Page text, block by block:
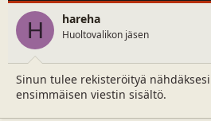
H hareha
Huoltovalikon jäsen
Sinun tulee rekisteröityä
ensimmäisen viestin sisältö.